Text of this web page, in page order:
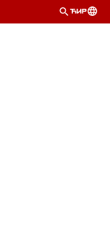
ЋИР